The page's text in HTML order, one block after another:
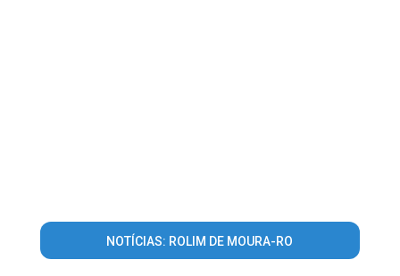
NOTÍCIAS: ROLIM DE MOURA-RO